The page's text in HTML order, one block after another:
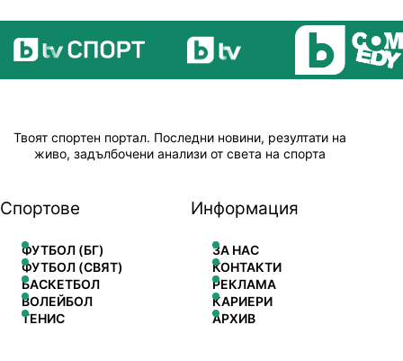
Твоят спортен портал. Последни новини, резултати на
живо, задълбочени анализи от света на спорта
Спортове
ФУТБОЛ (БГ)
ФУТБОЛ (СВЯТ)
БАСКЕТБОЛ
ВОЛЕЙБОЛ
ТЕНИС
Информация
ЗА НАС
КОНТАКТИ
РЕКЛАМА
КАРИЕРИ
АРХИВ